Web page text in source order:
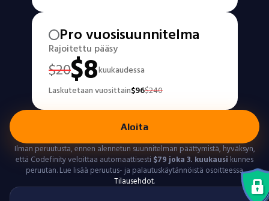
Pro vuosisuunnitelma
Rajoitettu pääsy
$20$8kuukaudessa
Laskutetaan vuosittain$96$240
Aloita
Ilman peruutusta, ennen alennetun suunnitelman päättymistä, hyväksyn,
että Codefinity veloittaa automaattisesti $79joka 3. kuukausi kunnes
peruutan. Lue lisää peruutus- ja palautuskäytännöistä osoitteessa
Tilausehdot.